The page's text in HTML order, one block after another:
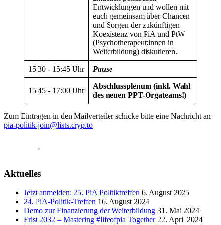
Entwicklungen und wollen mit
euch gemeinsam über Chancen
und Sorgen der zukünftigen
Koexistenz von PiA und PtW
(Psychotherapeut:innen in
Weiterbildung) diskutieren.
15:30 ‑ 15:45 Uhr Pause
15:45 ‑ 17:00 Uhr
Abschlussplenum (inkl. Wahl
des neuen PPT-Orgateams!)
Zum Eintragen in den Mailverteiler schicke bitte eine Nachricht an
pia-politik-join@lists.cryp.to
Aktuelles
Jetzt anmelden: 25. PiA Politiktreffen 6. August 2025
24. PiA-Politik-Treffen 16. August 2024
Demo zur Finanzierung der Weiterbildung 31. Mai 2024
Frist 2032 – Mastering #lifeofpia Together 22. April 2024